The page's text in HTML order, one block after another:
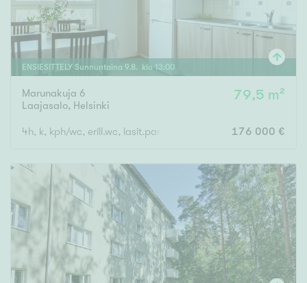
Uudiskohteet
Vain uudiskohteet Ei uudiskohteita
Arvokohteet
Vain arvokohteet Ei arvokohteita
Kunto
Hyvä
Tyydyttävä
Välttävä
Ominaisuudet
ENSIESITTELY Sunnuntaina 9.8. klo 13:00
Marunakuja 6
Laajasalo, Helsinki
79,5 m²
4h, k, kph/wc, erill.wc, lasit.parveke 176 000 €